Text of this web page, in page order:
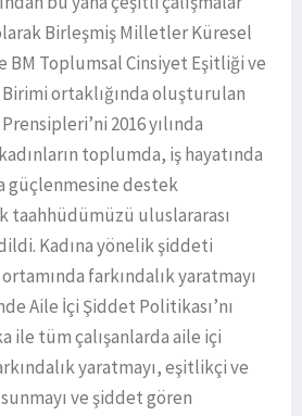
Birleşmiş Milletler Küresel
BM Toplumsal Cinsiyet Eşitliği ve
Birimi ortaklığında oluşturulan
2016 yılında
toplumda, iş hayatında
güçlenmesine destek
taahhüdümüzü uluslararası
Kadına yönelik şiddeti
farkındalık yaratmayı
Aile İçi Şiddet Politikası’nı
ile tüm çalışanlarda aile içi
yaratmayı, eşitlikçi ve
ve şiddet gören